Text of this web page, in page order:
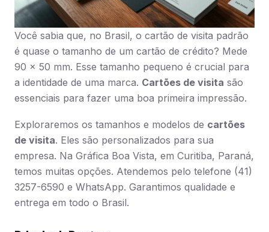
Você sabia que, no Brasil, o cartão de visita padrão
é quase o tamanho de um cartão de crédito? Mede
90 × 50 mm. Esse tamanho pequeno é crucial para
a identidade de uma marca. Cartões de visita são
essenciais para fazer uma boa primeira impressão.
Exploraremos os tamanhos e modelos de cartões
de visita. Eles são personalizados para sua
empresa. Na Gráfica Boa Vista, em Curitiba, Paraná,
temos muitas opções. Atendemos pelo telefone (41)
3257-6590 e WhatsApp. Garantimos qualidade e
entrega em todo o Brasil.